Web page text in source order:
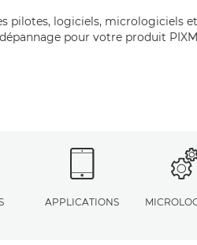
pilotes, logiciels, micrologiciels
pour votre produit
APPLICATIONS